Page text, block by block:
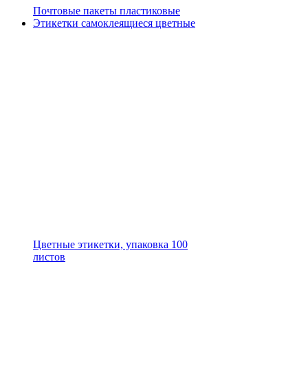
Почтовые пакеты пластиковые
Этикетки самоклеящиеся цветные
Цветные этикетки, упаковка 100
листов